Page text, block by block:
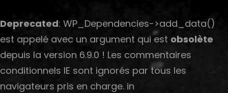
Deprecated: WP_Dependencies->add_data()
est appelé avec un argument qui est obsolète
depuis la version 6.9.0 ! Les commentaires
conditionnels IE sont ignorés par tous les
navigateurs pris en charge. in